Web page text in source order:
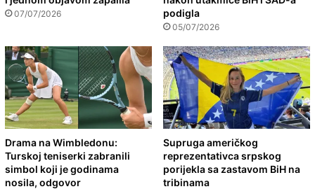
07/07/2026
podigla
05/07/2026
Drama na Wimbledonu:
Turskoj teniserki zabranili
simbol koji je godinama
nosila, odgovor
Supruga američkog
reprezentativca srpskog
porijekla sa zastavom BiH na
tribinama